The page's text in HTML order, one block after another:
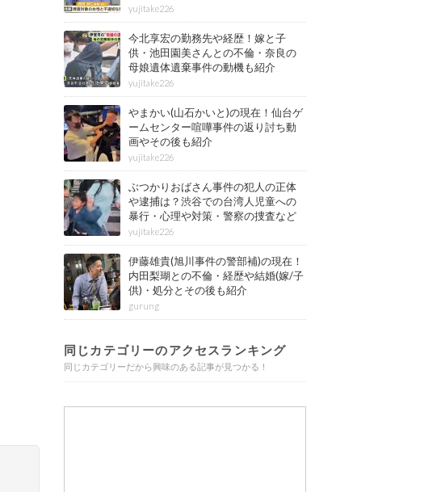
yujitake226
今北享宏の勤務先や経歴！嫁と子
供・池田園美さんとの不倫・奈良の
母娘遺体遺棄事件の動機も紹介
yujitake226
やまかい(山石かいと)の現在！仙台ゲ
ームセンター喧嘩事件の返り討ち動
画やその後も紹介
yujitake226
ぶつかりおばさん事件の犯人の正体
や逮捕は？渋谷での台湾人児童への
暴行・心理や対策・警察の捜査など
その後も紹介
yujitake226
伊藤雄貴(旭川事件の警部補)の現在！
内田梨瑚との不倫・経歴や結婚(嫁/子
供)・処分とその後も紹介
gurung
同じカテゴリーのアクセスランキング
同じカテゴリーだから興味のある記事が見つかる！